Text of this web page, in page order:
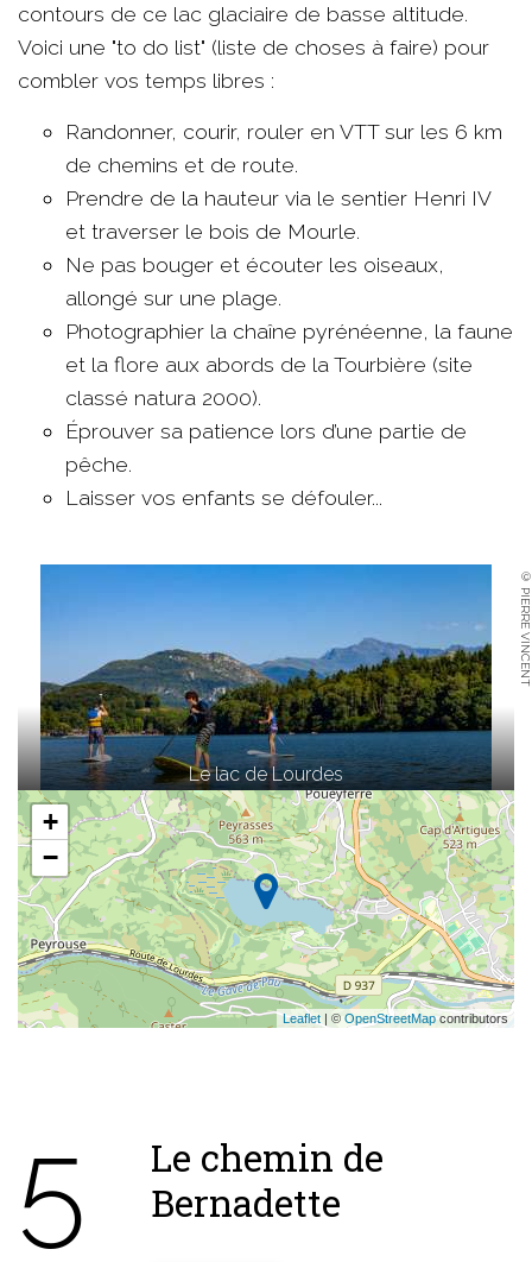
contours de ce lac glaciaire de basse altitude.
Voici une "to do list" (liste de choses à faire) pour
combler vos temps libres :
Randonner, courir, rouler en VTT sur les 6 km
de chemins et de route.
Prendre de la hauteur via le sentier Henri IV
et traverser le bois de Mourle.
Ne pas bouger et écouter les oiseaux,
allongé sur une plage.
Photographier la chaîne pyrénéenne, la faune
et la flore aux abords de la Tourbière (site
classé natura 2000).
Éprouver sa patience lors d’une partie de
pêche.
Laisser vos enfants se défouler...
© PIERRE VINCENT
Le lac de Lourdes
+
−
Leaflet | © OpenStreetMap contributors
5
Le chemin de
Bernadette